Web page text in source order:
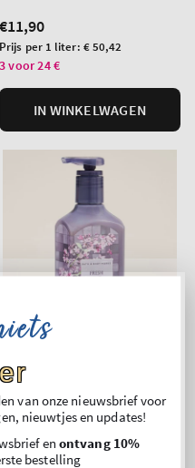
Normale
prijs
€11,90
Prijs
per
Prijs per 1 liter: € 50,42
3 voor 24 €
IN WINKELWAGEN
New Arrival
Fresh Cut Lilacs
Cleansing Gel Hand Soap
van onze nieuwsbrief voor
nieuwtjes en updates!
en ontvang 10%
bestelling